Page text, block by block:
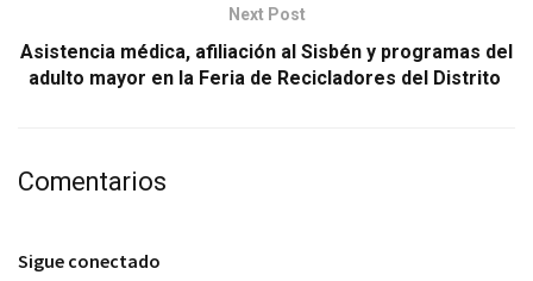
Next Post
Asistencia médica, afiliación al Sisbén y programas del
adulto mayor en la Feria de Recicladores del Distrito
Comentarios
Sigue conectado